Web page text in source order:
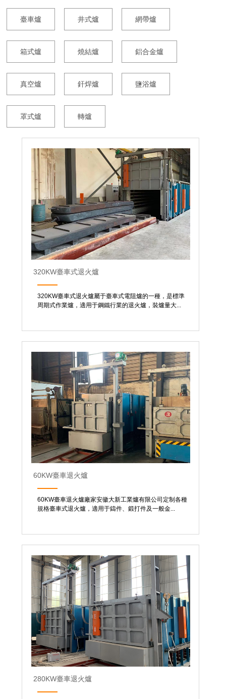
臺車爐 井式爐 網帶爐
箱式爐 燒結爐 鋁合金爐
真空爐 釬焊爐 鹽浴爐
罩式爐 轉爐
320KW臺車式退火爐
320KW臺車式退火爐屬于臺車式電阻爐的一種，是標準
周期式作業爐，適用于鋼鐵行業的退火爐，裝爐量大...
60KW臺車退火爐
60KW臺車退火爐廠家安徽大新工業爐有限公司定制各種
規格臺車式退火爐，適用于鑄件、鍛打件及一般金...
280KW臺車退火爐